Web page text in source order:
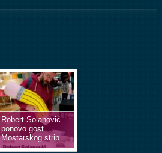
Robert Solanović
ponovo gost
Mostarskog strip
vikenda